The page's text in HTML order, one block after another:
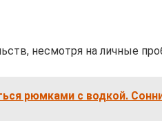
несмотря на личные
рюмками с водкой.